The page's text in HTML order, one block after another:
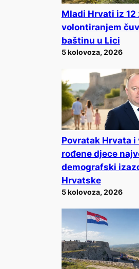
Mladi Hrvati iz 12
volontiranjem
baštinu u Lici
5 kolovoza, 2026
Povratak Hrvata i
rođene djece
demografski
Hrvatske
5 kolovoza, 2026